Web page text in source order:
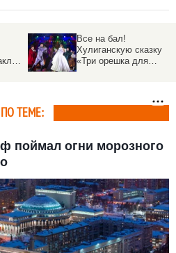
Все на бал!
Хулиганскую сказку
«Три орешка для
ПО ТЕМЕ:
поймал огни морозного